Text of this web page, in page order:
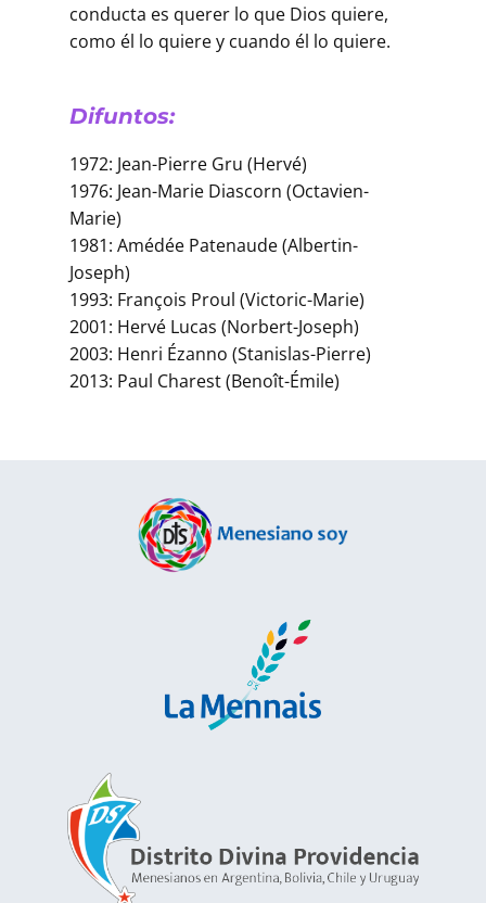
conducta es querer lo que Dios quiere,
como él lo quiere y cuando él lo quiere.
Difuntos:
1972: Jean-Pierre Gru (Hervé)
1976: Jean-Marie Diascorn (Octavien-
Marie)
1981: Amédée Patenaude (Albertin-
Joseph)
1993: François Proul (Victoric-Marie)
2001: Hervé Lucas (Norbert-Joseph)
2003: Henri Ézanno (Stanislas-Pierre)
2013: Paul Charest (Benoît-Émile)